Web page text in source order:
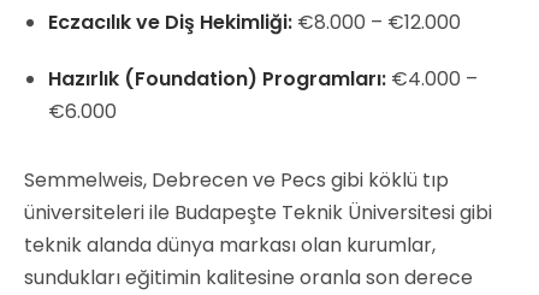
Eczacılık ve Diş Hekimliği: €8.000 – €12.000
Hazırlık (Foundation) Programları: €4.000 –
€6.000
Semmelweis, Debrecen ve Pecs gibi köklü tıp
üniversiteleri ile Budapeşte Teknik Üniversitesi gibi
teknik alanda dünya markası olan kurumlar,
sundukları eğitimin kalitesine oranla son derece